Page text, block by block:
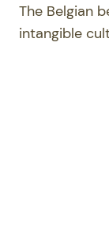
The Belgian
intangible